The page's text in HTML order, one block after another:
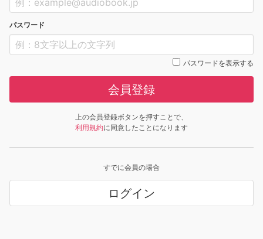
パスワード
パスワードを表示する
会員登録
上の会員登録ボタンを押すことで、
利用規約に同意したことになります
すでに会員の場合
ログイン